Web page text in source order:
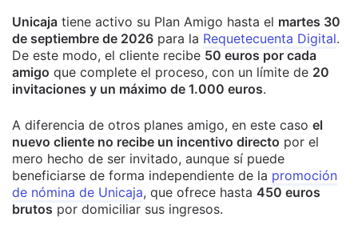
Unicaja tiene activo su Plan Amigo hasta el martes 30
de septiembre de 2026 para la Requetecuenta Digital.
De este modo, el cliente recibe 50 euros por cada
amigo que complete el proceso, con un límite de 20
invitaciones y un máximo de 1.000 euros.
A diferencia de otros planes amigo, en este caso el
nuevo cliente no recibe un incentivo directo por el
mero hecho de ser invitado, aunque sí puede
beneficiarse de forma independiente de la promoción
de nómina de Unicaja, que ofrece hasta 450 euros
brutos por domiciliar sus ingresos.